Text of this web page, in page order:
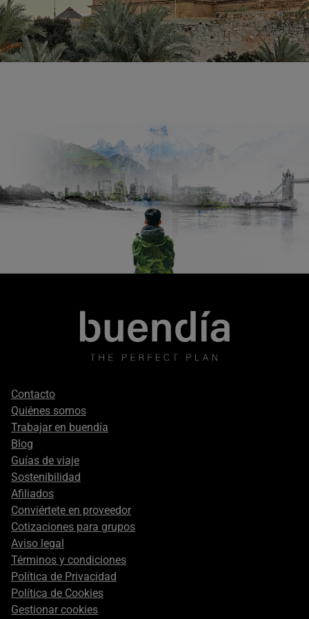
Footer
secondary
Contacto
Quiénes somos
Trabajar en buendía
Blog
Guías de viaje
Sostenibilidad
Afiliados
Conviértete en proveedor
Cotizaciones para grupos
Aviso legal
Términos y condiciones
Política de Privacidad
Política de Cookies
Gestionar cookies